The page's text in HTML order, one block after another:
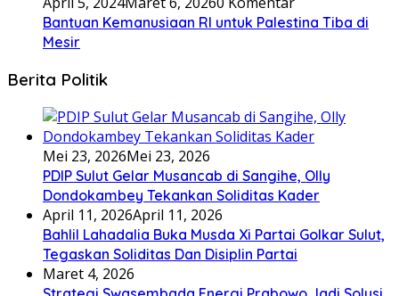
Bantuan Kemanusiaan RI untuk Palestina Tiba di
Mesir
Berita Politik
Mei 23, 2026Mei 23, 2026
PDIP Sulut Gelar Musancab di Sangihe, Olly
Dondokambey Tekankan Soliditas Kader
April 11, 2026April 11, 2026
Bahlil Lahadalia Buka Musda Xi Partai Golkar Sulut,
Tegaskan Soliditas Dan Disiplin Partai
Maret 4, 2026